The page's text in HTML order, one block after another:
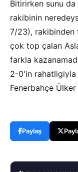
Bitirirken sunu
rakibinin
7/23), rakibinden
çok top çalan
farkla
2-0'in rahatligiyla
Fenerbahçe Ülker
Paylaş